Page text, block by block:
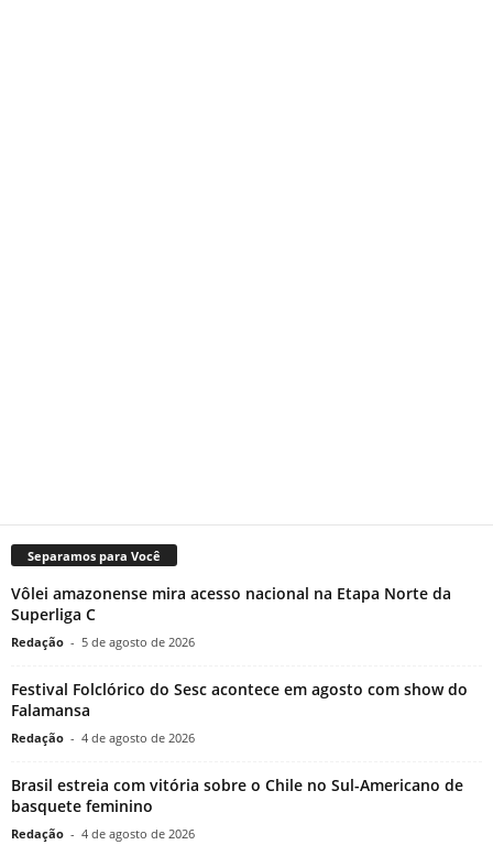
Separamos para Você
Vôlei amazonense mira acesso nacional na Etapa Norte da
Superliga C
Redação - 5 de agosto de 2026
Festival Folclórico do Sesc acontece em agosto com show do
Falamansa
Redação - 4 de agosto de 2026
Brasil estreia com vitória sobre o Chile no Sul-Americano de
basquete feminino
Redação - 4 de agosto de 2026